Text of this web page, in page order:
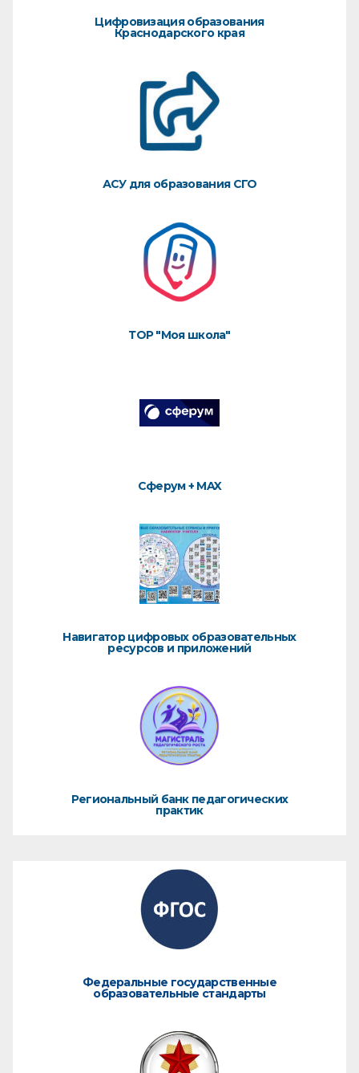
Цифровизация образования
Краснодарского края
АСУ для образования СГО
ТОР "Моя школа"
Сферум + MAX
Навигатор цифровых образовательных
ресурсов и приложений
Региональный банк педагогических
практик
Федеральные государственные
образовательные стандарты